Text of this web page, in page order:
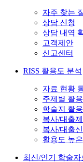
자주 찾는
상담 신청
상담 내역
고객제안
신고센터
RISS 활용도 분석
자료 현황
주제별 활
학술지 활
복사/대출
복사/대출
활용도 높은
최신/인기 학술자